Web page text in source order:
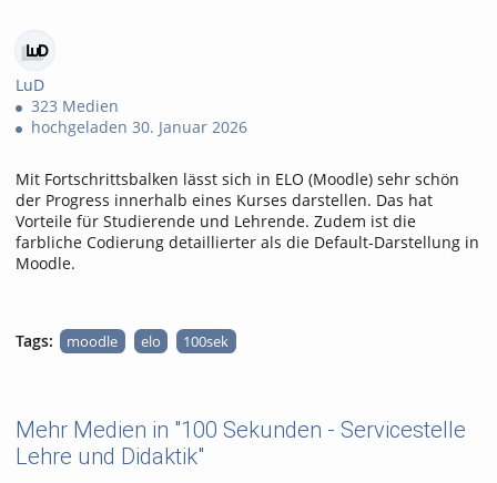
LuD
323 Medien
hochgeladen 30. Januar 2026
Mit Fortschrittsbalken lässt sich in ELO (Moodle) sehr schön
der Progress innerhalb eines Kurses darstellen. Das hat
Vorteile für Studierende und Lehrende. Zudem ist die
farbliche Codierung detaillierter als die Default-Darstellung in
Moodle.
Tags: moodle elo 100sek
Mehr Medien in "100 Sekunden - Servicestelle
Lehre und Didaktik"